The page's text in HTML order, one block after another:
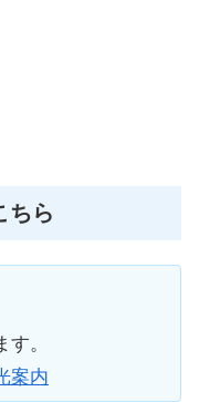
ちら
。
案内